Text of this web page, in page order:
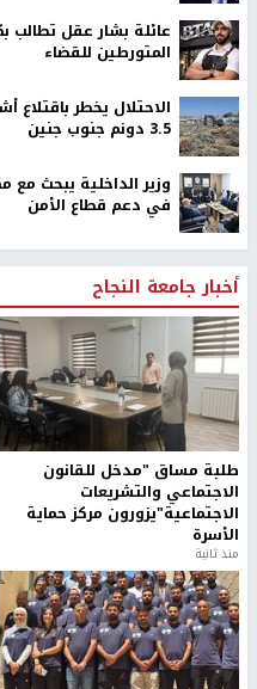
عائلة بشار عقل تطالب
المتورطين للقضاء
3.5 دونم جنوب جنين
وزير الداخلية يبحث مع
في دعم قطاع الأمن
أخبار جامعة النجاح
طلبة مساق "مدخل للقانون
الاجتماعي والتشريعات
الاجتماعية"يزورون مركز حماية
الأسرة
منذ ثانية